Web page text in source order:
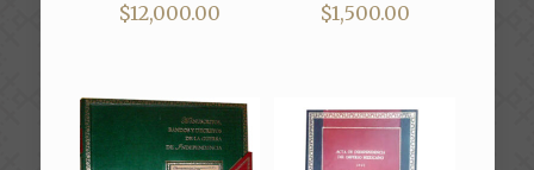
$12,000.00 $1,500.00